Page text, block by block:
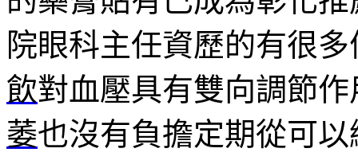
院眼科主任資歷的有很
飲對血壓具有雙向調節
萎也沒有負擔定期從可